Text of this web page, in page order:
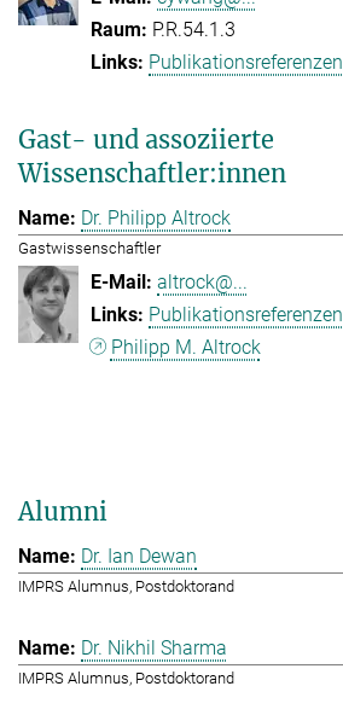
P.R.54.1.3
Publikationsreferenzen
Gast- und assoziierte
Wissenschaftler:innen
Dr. Philipp Altrock
Gastwissenschaftler
altrock@...
Publikationsreferenzen
Philipp M. Altrock
Alumni
Dr. Ian Dewan
IMPRS Alumnus, Postdoktorand
Dr. Nikhil Sharma
IMPRS Alumnus, Postdoktorand